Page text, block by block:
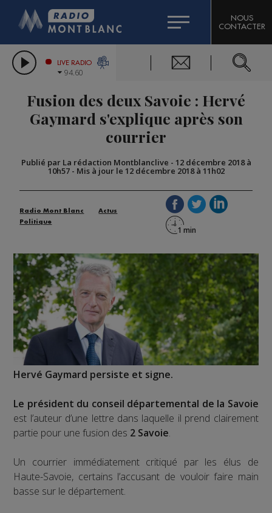
LES CHRONIQUES DE L'EXPERT
CITIZEN MACHINERY
GRAND MASSIF DOMAINES SKIABLES
BIGARD
COMPAGNIE DU MONT-BLANC
NOUS
CONTACTER
LIVE RADIO
94.60
Fusion des deux Savoie : Hervé
Gaymard s'explique après son
courrier
Publié par La rédaction Montblanclive - 12 décembre 2018 à
10h57- Mis à jour le 12 décembre 2018 à 11h02
Radio Mont Blanc
Actus
Politique
Hervé Gaymard persiste et signe.
Le président du conseil départemental de la Savoie
est l’auteur d’une lettre dans laquelle il prend clairement
partie pour une fusion des 2 Savoie.
Un courrier immédiatement critiqué par les élus de
Haute-Savoie, certains l’accusant de vouloir faire main
basse sur le département.